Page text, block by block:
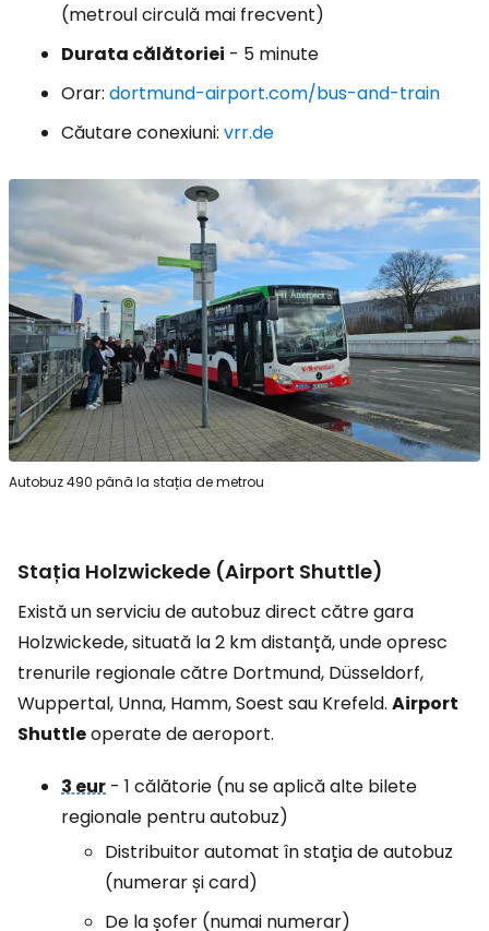
(metroul circulă mai frecvent)
Durata călătoriei - 5 minute
Orar: dortmund-airport.com/bus-and-train
Căutare conexiuni: vrr.de
Autobuz 490 până la stația de metrou
Stația Holzwickede (Airport Shuttle)
Există un serviciu de autobuz direct către gara
Holzwickede, situată la 2 km distanță, unde opresc
trenurile regionale către Dortmund, Düsseldorf,
Wuppertal, Unna, Hamm, Soest sau Krefeld. Airport
Shuttleoperate de aeroport.
3 eur - 1 călătorie (nu se aplică alte bilete
regionale pentru autobuz)
Distribuitor automat în stația de autobuz
(numerar și card)
De la șofer (numai numerar)